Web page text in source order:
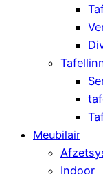
Meubilair
Indoor